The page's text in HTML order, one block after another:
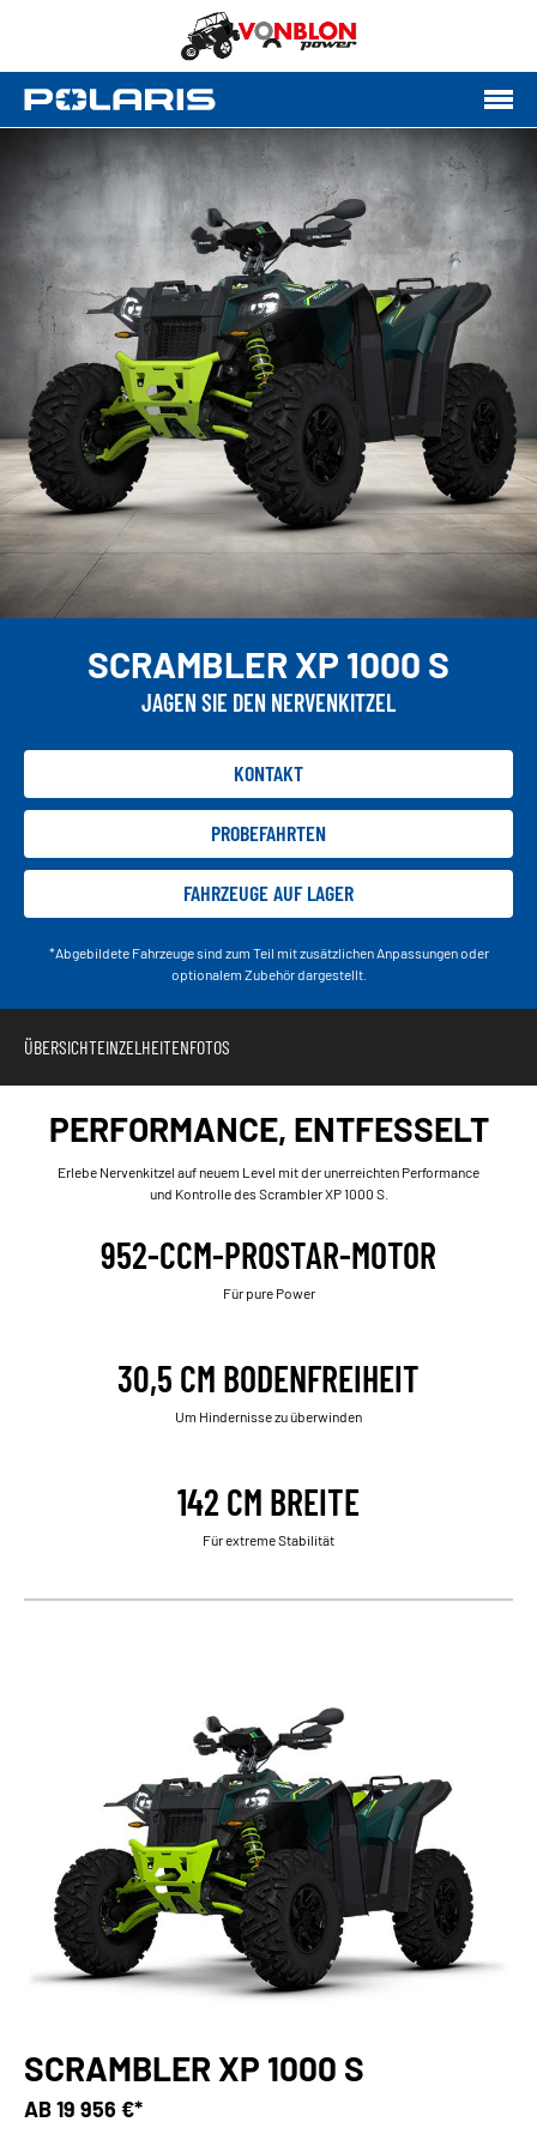
SCRAMBLER XP 1000 S
JAGEN SIE DEN NERVENKITZEL
KONTAKT
PROBEFAHRTEN
FAHRZEUGE AUF LAGER
*Abgebildete Fahrzeuge sind zum Teil mit zusätzlichen Anpassungen oder
optionalem Zubehör dargestellt.
ÜBERSICHTEINZELHEITENFOTOS
PERFORMANCE, ENTFESSELT
Erlebe Nervenkitzel auf neuem Level mit der unerreichten Performance
und Kontrolle des Scrambler XP 1000 S.
952-CCM-PROSTAR-MOTOR
Für pure Power
30,5 CM BODENFREIHEIT
Um Hindernisse zu überwinden
142 CM BREITE
Für extreme Stabilität
SCRAMBLER XP 1000 S
AB19 956 €*